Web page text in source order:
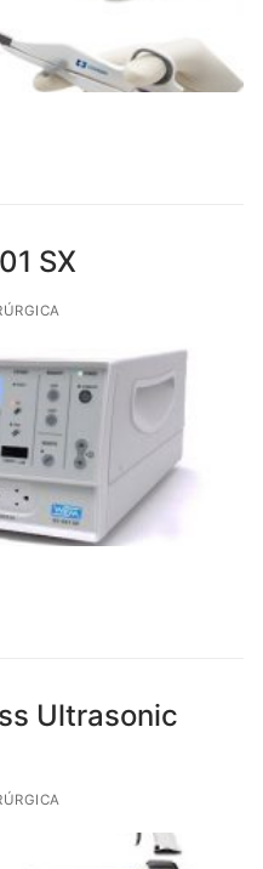
SX
Ultrasonic